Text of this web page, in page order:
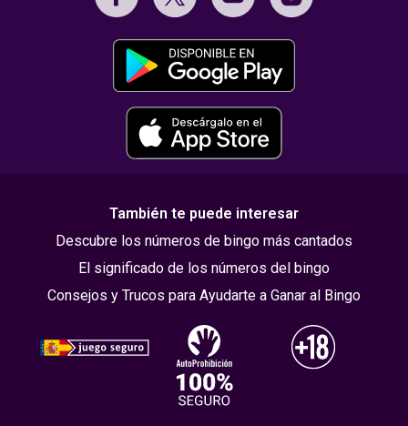
También te puede interesar
Descubre los números de bingo más cantados
El significado de los números del bingo
Consejos y Trucos para Ayudarte a Ganar al Bingo